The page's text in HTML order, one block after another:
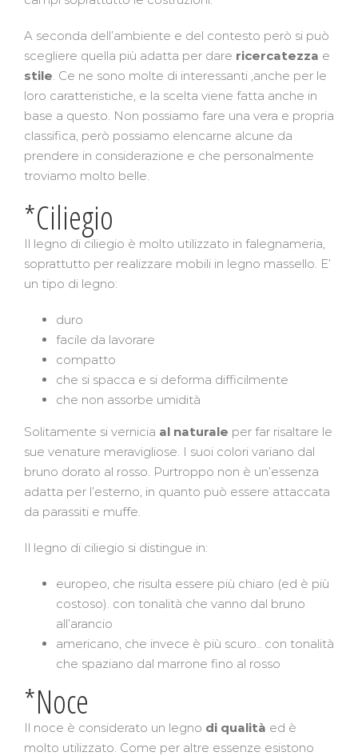
A seconda dell’ambiente e del contesto però si può
scegliere quella più adatta per dare ricercatezza e
stile. Ce ne sono molte di interessanti ,anche per le
loro caratteristiche, e la scelta viene fatta anche in
base a questo. Non possiamo fare una vera e propria
classifica, però possiamo elencarne alcune da
prendere in considerazione e che personalmente
troviamo molto belle.
*Ciliegio
Il legno di ciliegio è molto utilizzato in falegnameria,
soprattutto per realizzare mobili in legno massello. E’
un tipo di legno:
duro
facile da lavorare
compatto
che si spacca e si deforma difficilmente
che non assorbe umidità
Solitamente si vernicia al naturale per far risaltare le
sue venature meravigliose. I suoi colori variano dal
bruno dorato al rosso. Purtroppo non è un’essenza
adatta per l’esterno, in quanto può essere attaccata
da parassiti e muffe.
Il legno di ciliegio si distingue in:
europeo, che risulta essere più chiaro (ed è più
costoso). con tonalità che vanno dal bruno
all’arancio
americano, che invece è più scuro.. con tonalità
che spaziano dal marrone fino al rosso
*Noce
Il noce è considerato un legno di qualità ed è
molto utilizzato. Come per altre essenze esistono